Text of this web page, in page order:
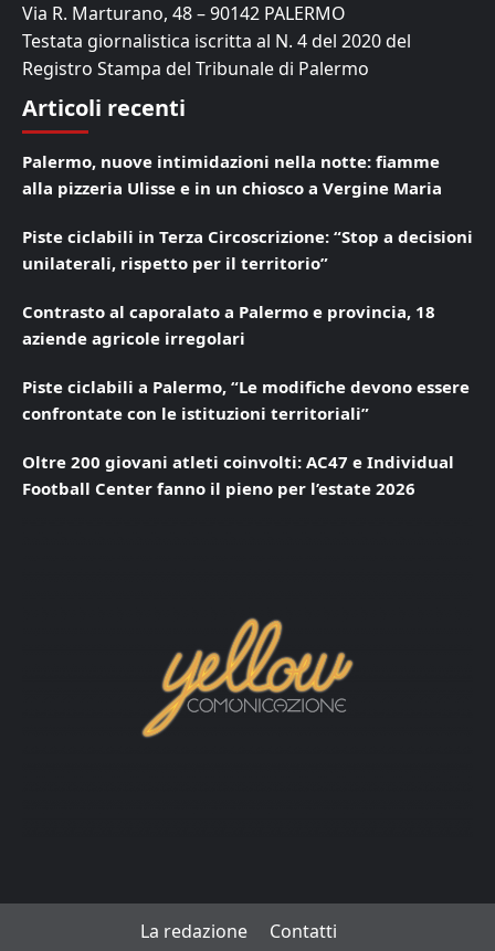
Via R. Marturano, 48 – 90142 PALERMO
Testata giornalistica iscritta al N. 4 del 2020 del
Registro Stampa del Tribunale di Palermo
Articoli recenti
Palermo, nuove intimidazioni nella notte: fiamme
alla pizzeria Ulisse e in un chiosco a Vergine Maria
Piste ciclabili in Terza Circoscrizione: “Stop a decisioni
unilaterali, rispetto per il territorio”
Contrasto al caporalato a Palermo e provincia, 18
aziende agricole irregolari
Piste ciclabili a Palermo, “Le modifiche devono essere
confrontate con le istituzioni territoriali”
Oltre 200 giovani atleti coinvolti: AC47 e Individual
Football Center fanno il pieno per l’estate 2026
La redazione
Contatti